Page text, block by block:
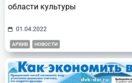
области культуры
01.04.2022
АРХИВ НОВОСТИ